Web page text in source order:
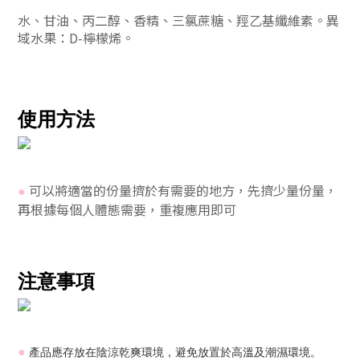
水、甘油、丙二醇、香精、三氯蔗糖、羥乙基纖維素。異
域水果：D-檸檬烯。
使用方法
● 可以將適當的份量擠於有需要的地方，先擠少量份量，
再根據每個人體態需要，重複應用即可
注意事項
● 產品應存放在陰涼乾爽環境，避免放置於高溫及潮濕環境。